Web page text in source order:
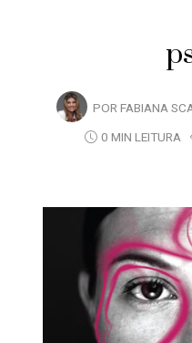
POR FABIANA
0 MIN LEITURA